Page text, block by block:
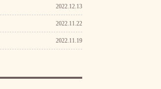
2022.12.13
2022.11.22
2022.11.19